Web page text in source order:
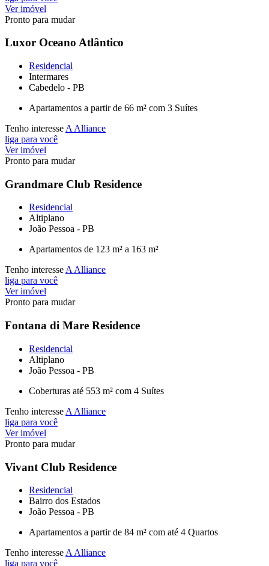
Ver imóvel
Pronto para mudar
Luxor Oceano Atlântico
Residencial
Intermares
Cabedelo - PB
Apartamentos a partir de 66 m² com 3 Suítes
Tenho interesse A Alliance
liga para você
Ver imóvel
Pronto para mudar
Grandmare Club Residence
Residencial
Altiplano
João Pessoa - PB
Apartamentos de 123 m² a 163 m²
Tenho interesseA Alliance
liga para você
Ver imóvel
Pronto para mudar
Fontana di Mare Residence
Residencial
Altiplano
João Pessoa - PB
Coberturas até 553 m² com 4 Suítes
Tenho interesse A Alliance
liga para você
Ver imóvel
Pronto para mudar
Vivant Club Residence
Residencial
Bairro dos Estados
João Pessoa - PB
Apartamentos a partir de 84 m² com até 4 Quartos
Tenho interesse A Alliance
liga para você